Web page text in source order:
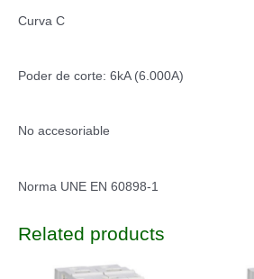
Curva C
Poder de corte: 6kA (6.000A)
No accesoriable
Norma UNE EN 60898-1
Related products